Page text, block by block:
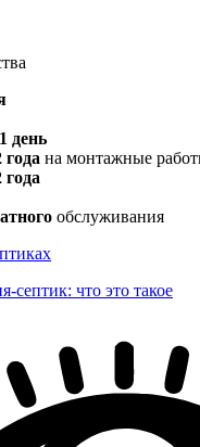
день
на монтажные
обслуживания
септик: что это такое